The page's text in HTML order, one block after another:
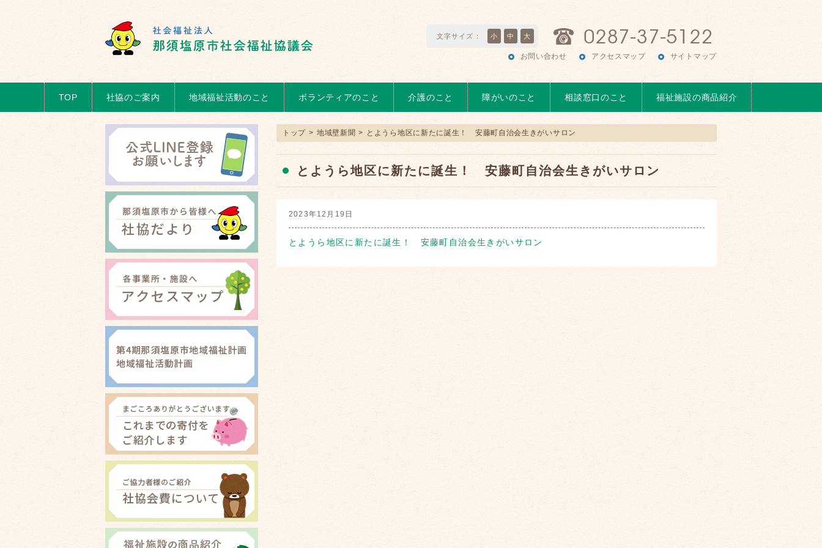
文字サイズ： 小 中 大
お問い合わせ アクセスマップ サイトマップ
TOP 社協のご案内 地域福祉活動のこと ボランティアのこと 介護のこと 障がいのこと 相談窓口のこと 福祉施設の商品紹介
トップ > 地域壁新聞 > とようら地区に新たに誕生！ 安藤町自治会生きがいサロン
とようら地区に新たに誕生！ 安藤町自治会生きがいサロン
2023年12月19日
とようら地区に新たに誕生！ 安藤町自治会生きがいサロン